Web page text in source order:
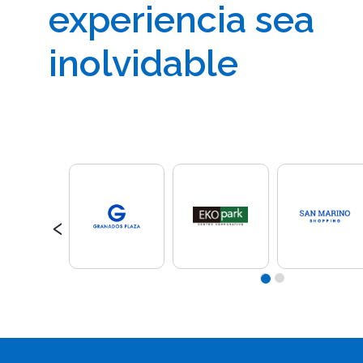
experiencia sea
inolvidable
‹